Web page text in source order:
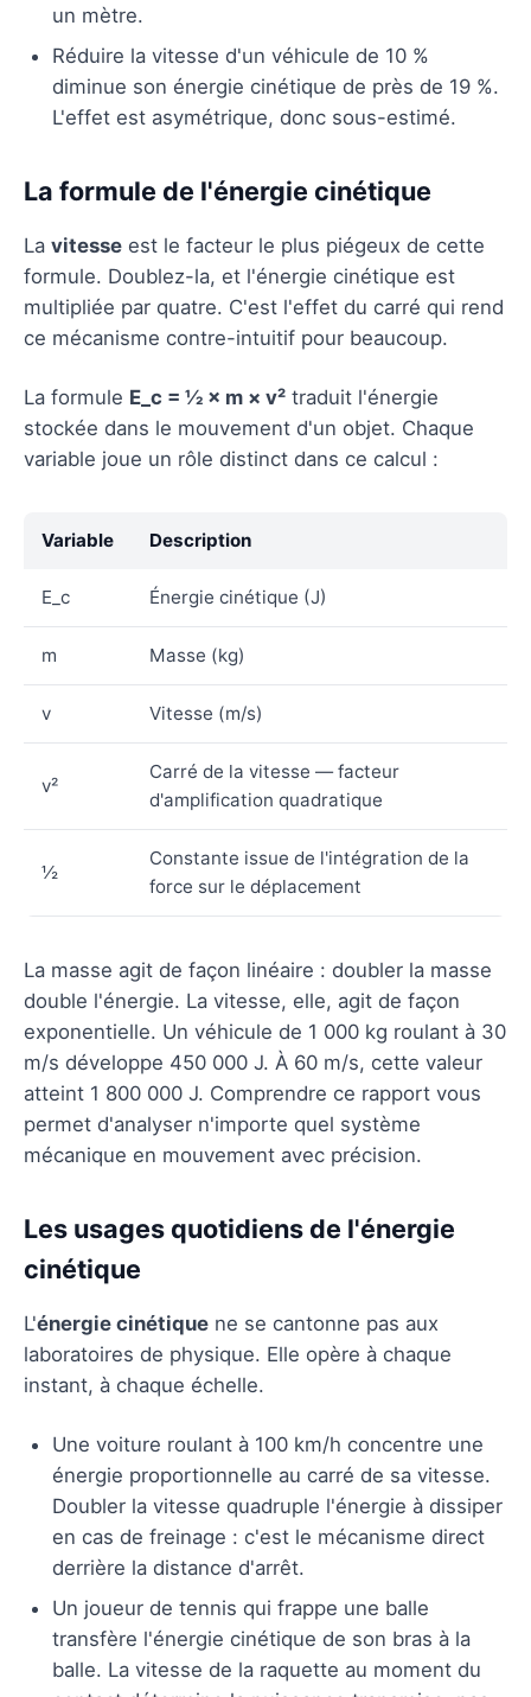
un mètre.
Réduire la vitesse d'un véhicule de 10 %
diminue son énergie cinétique de près de 19 %.
L'effet est asymétrique, donc sous-estimé.
La formule de l'énergie cinétique
La vitesse est le facteur le plus piégeux de cette
formule. Doublez-la, et l'énergie cinétique est
multipliée par quatre. C'est l'effet du carré qui rend
ce mécanisme contre-intuitif pour beaucoup.
La formule E_c = ½ × m × v² traduit l'énergie
stockée dans le mouvement d'un objet. Chaque
variable joue un rôle distinct dans ce calcul :
Variable Description
E_c Énergie cinétique (J)
m Masse (kg)
v Vitesse (m/s)
v²
Carré de la vitesse — facteur
d'amplification quadratique
½
Constante issue de l'intégration de la
force sur le déplacement
La masse agit de façon linéaire : doubler la masse
double l'énergie. La vitesse, elle, agit de façon
exponentielle. Un véhicule de 1 000 kg roulant à 30
m/s développe 450 000 J. À 60 m/s, cette valeur
atteint 1 800 000 J. Comprendre ce rapport vous
permet d'analyser n'importe quel système
mécanique en mouvement avec précision.
Les usages quotidiens de l'énergie
cinétique
L'énergie cinétique ne se cantonne pas aux
laboratoires de physique. Elle opère à chaque
instant, à chaque échelle.
Une voiture roulant à 100 km/h concentre une
énergie proportionnelle au carré de sa vitesse.
Doubler la vitesse quadruple l'énergie à dissiper
en cas de freinage : c'est le mécanisme direct
derrière la distance d'arrêt.
Un joueur de tennis qui frappe une balle
transfère l'énergie cinétique de son bras à la
balle. La vitesse de la raquette au moment du